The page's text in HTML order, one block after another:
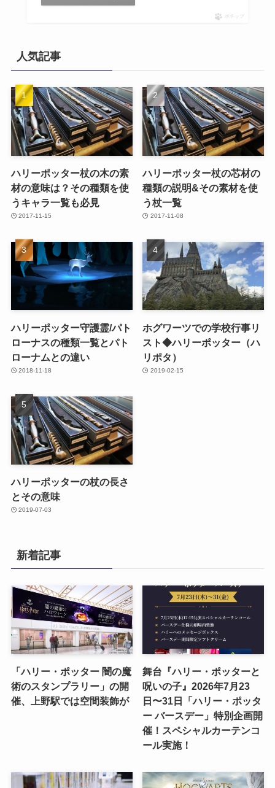
ポチップ
人気記事
ハリーポッター杖の木の素
材の意味は？その種類を使
うキャラ一覧も必見
2017-11-15
ハリーポッター杖の芯材の
種類の説明&その素材を使
う杖一覧
2017-11-08
ハリーポッター守護霊/パト
ローナスの種類一覧とパト
ローナムとの違い
2018-11-18
ホグワーツでの学校行事リ
スト◆ハリーポッター（ハ
リポタ）
2019-02-15
ハリーポッターの杖の長さ
とその意味
2019-07-03
新着記事
「ハリー・ポッター 闇の魔
術のスタンプラリー」の開
催、上野駅では空間装飾が
舞台『ハリー・ポッターと
呪いの子』2026年7月23
日〜31日「ハリー・ポッタ
ー バースデー」特別企画開
催！スペシャルカーテンコ
ール実施！